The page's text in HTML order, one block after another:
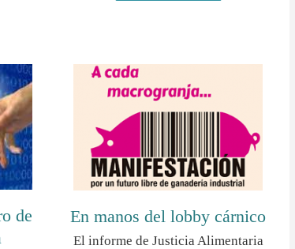
de
En manos del lobby cárnico
El informe de Justicia Alimentaria